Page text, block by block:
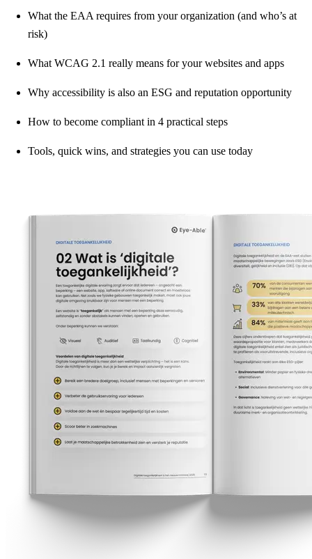
What the EAA requires from your organization (and who’s at
risk)
What WCAG 2.1 really means for your websites and apps
Why accessibility is also an ESG and reputation opportunity
How to become compliant in 4 practical steps
Tools, quick wins, and strategies you can use today